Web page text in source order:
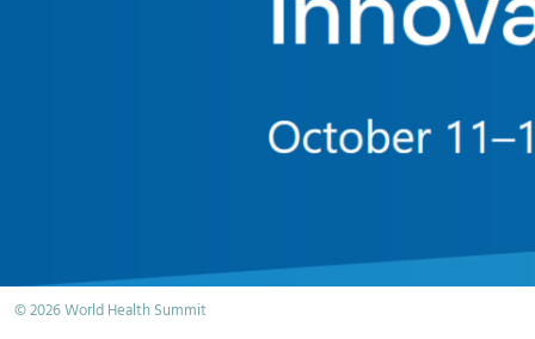
© 2026 World Health Summit